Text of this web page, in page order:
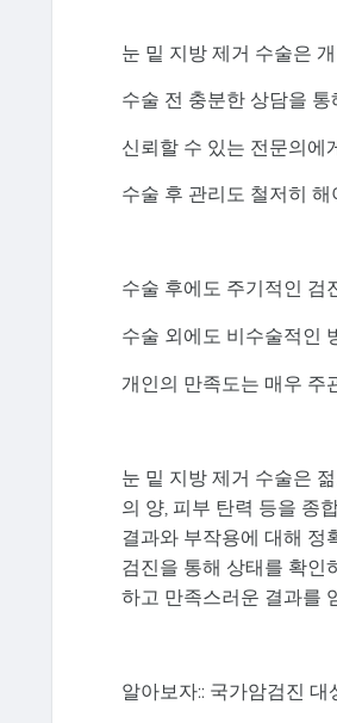
눈 밑 지방 제거 수술은
수술 전 충분한 상담을
신뢰할 수 있는 전문의에
수술 후 관리도 철저히 해
수술 후에도 주기적인 검
수술 외에도 비수술적인
개인의 만족도는 매우 주
눈 밑 지방 제거 수술은
의 양, 피부 탄력 등을 종
결과와 부작용에 대해 정
검진을 통해 상태를 확인
하고 만족스러운 결과를
알아보자:: 국가암검진